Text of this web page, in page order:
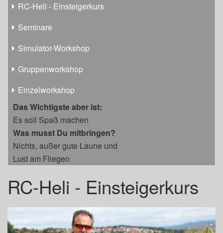
RC-Heli - Einsteigerkurs
Seminare
Simulator-Workshop
Gruppenworkshop
Einzelworkshop
Das Wichtigste aber ist:
Es soll Spaß machen
Was musst Du mitbringen?
Nichts, außer gute Laune und
Lust am Fliegen
RC-Heli - Einsteigerkurs